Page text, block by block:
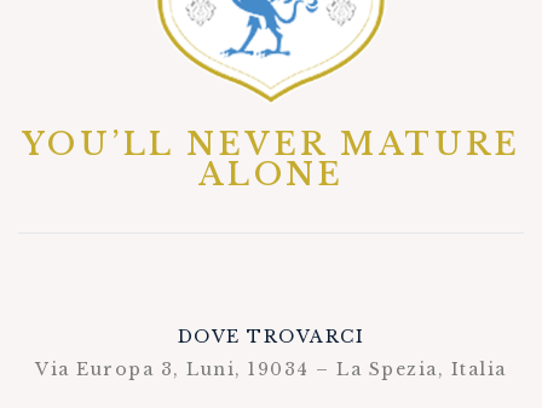
YOU’LL NEVER MATURE
ALONE
DOVE TROVARCI
Via Europa 3, Luni, 19034 – La Spezia, Italia